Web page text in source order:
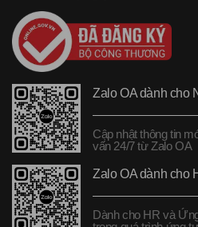
Zalo OA dành cho
Cập nhật thông tin
vấn 24/7 từ Zalo OA
Zalo OA dành cho
Dành cho HR và